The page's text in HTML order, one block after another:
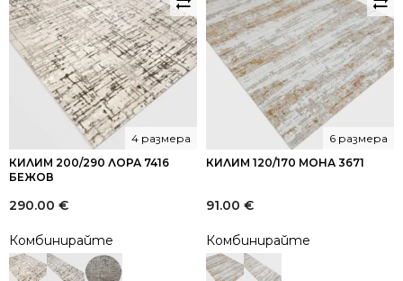
КИЛИМ 200/290 ЛОРА 7416
БЕЖОВ
4 размера
290.00 €
Комбинирайте
КИЛИМ 120/170 МОНА 3671
6 размера
91.00 €
Комбинирайте